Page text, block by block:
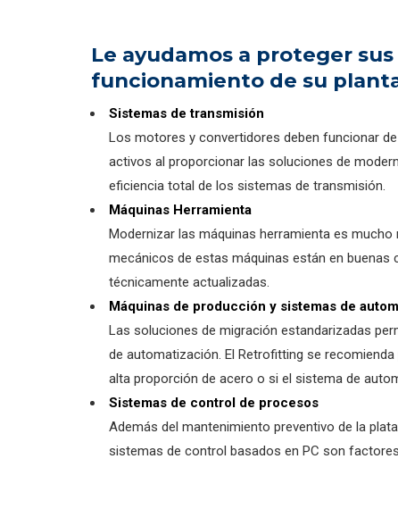
Le ayudamos a proteger
funcionamiento de su
Sistemas de transmisión
Los motores y convertidores deben funcionar
activos al proporcionar las soluciones de
eficiencia total de los sistemas de transmisión.
Máquinas Herramienta
Modernizar las máquinas herramienta es
mecánicos de estas máquinas están en
técnicamente actualizadas.
Máquinas de producción y sistemas de
Las soluciones de migración estandarizadas
de automatización. El Retrofitting se
alta proporción de acero o si el sistema de
Sistemas de control de procesos
Además del mantenimiento preventivo de la
sistemas de control basados en PC son